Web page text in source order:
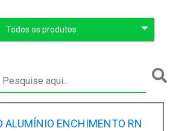
Todos os produtos